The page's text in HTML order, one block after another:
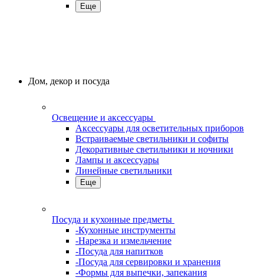
Еще
Дом, декор и посуда
Освещение и аксессуары
Аксессуары для осветительных приборов
Встраиваемые светильники и софиты
Декоративные светильники и ночники
Лампы и аксессуары
Линейные светильники
Еще
Посуда и кухонные предметы
-Кухонные инструменты
-Нарезка и измельчение
-Посуда для напитков
-Посуда для сервировки и хранения
-Формы для выпечки, запекания